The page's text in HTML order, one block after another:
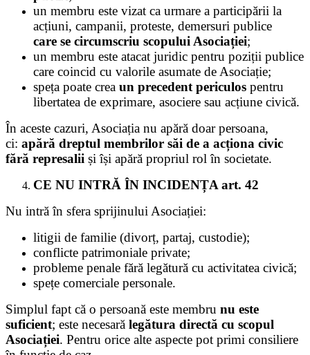
un membru este vizat ca urmare a participării la
acțiuni, campanii, proteste, demersuri publice
care se circumscriu scopului Asociației;
un membru este atacat juridic pentru poziții publice
care coincid cu valorile asumate de Asociație;
speța poate crea un precedent periculos pentru
libertatea de exprimare, asociere sau acțiune civică.
În aceste cazuri, Asociația nu apără doar persoana,
ci: apără dreptul membrilor săi de a acționa civic
fără represalii și își apără propriul rol în societate.
CE NU INTRĂ ÎN INCIDENȚA art. 42
Nu intră în sfera sprijinului Asociației:
litigii de familie (divorț, partaj, custodie);
conflicte patrimoniale private;
probleme penale fără legătură cu activitatea civică;
spețe comerciale personale.
Simplul fapt că o persoană este membru nu este
suficient; este necesară legătura directă cu scopul
Asociației. Pentru orice alte aspecte pot primi consiliere